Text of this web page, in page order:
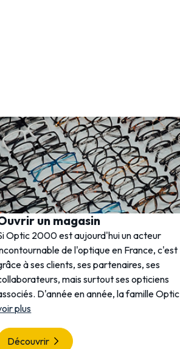
un magasin
Optic 2000 est aujourd'hui un acteur
de l'optique en France, c'est
à ses clients, ses partenaires, ses
mais surtout ses opticiens
D'année en année, la famille Optic
plus
Découvrir